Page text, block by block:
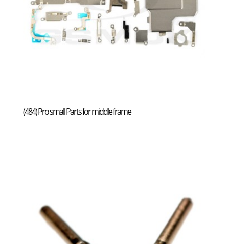
(484) Pro small Parts for middle frame